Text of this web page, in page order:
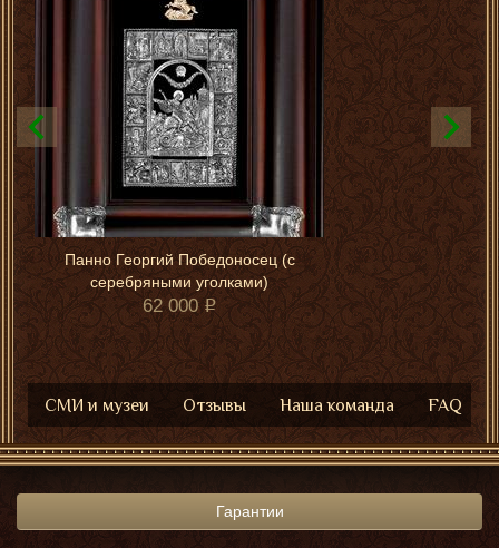
Панно Георгий Победоносец (с
серебряными уголками)
62 000
СМИ и музеи Отзывы Наша команда FAQ
Гарантии